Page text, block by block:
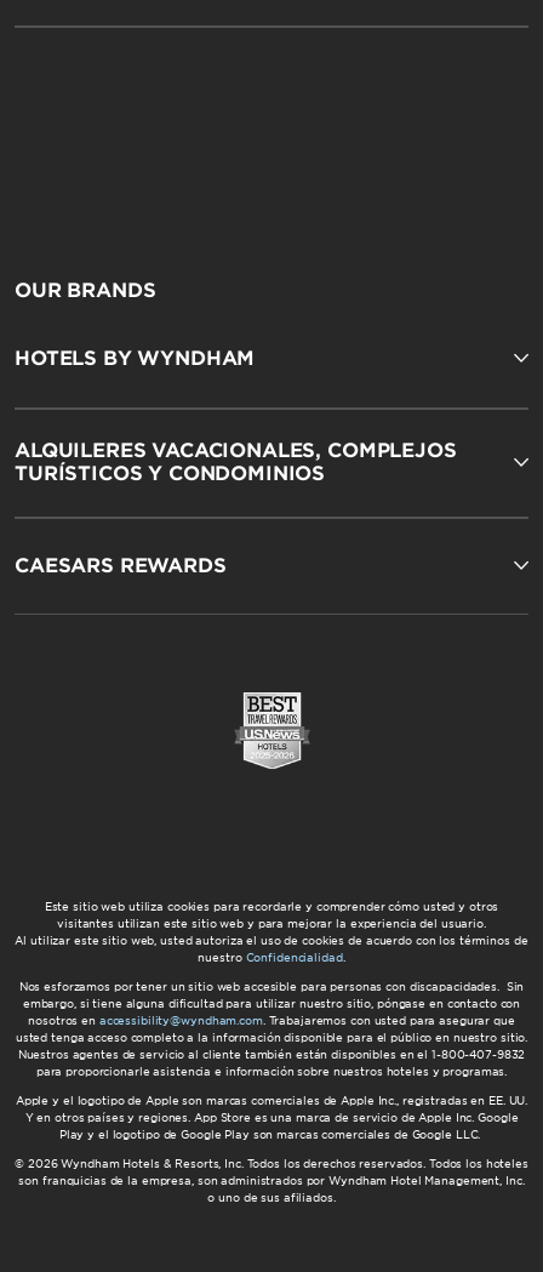
AmericInn by Wyndham
Wyndham Grand
OUR BRANDS
HOTELS BY WYNDHAM
ALQUILERES VACACIONALES, COMPLEJOS
TURÍSTICOS Y CONDOMINIOS
CAESARS REWARDS
Este sitio web utiliza cookies para recordarle y comprender cómo usted y otros
visitantes utilizan este sitio web y para mejorar la experiencia del usuario.
Al utilizar este sitio web, usted autoriza el uso de cookies de acuerdo con los términos de
nuestro Confidencialidad.
Nos esforzamos por tener un sitio web accesible para personas con discapacidades. Sin
embargo, si tiene alguna dificultad para utilizar nuestro sitio, póngase en contacto con
nosotros en accessibility@wyndham.com. Trabajaremos con usted para asegurar que
usted tenga acceso completo a la información disponible para el público en nuestro sitio.
Nuestros agentes de servicio al cliente también están disponibles en el 1-800-407-9832
para proporcionarle asistencia e información sobre nuestros hoteles y programas.
Apple y el logotipo de Apple son marcas comerciales de Apple Inc., registradas en EE. UU.
Y en otros países y regiones. App Store es una marca de servicio de Apple Inc. Google
Play y el logotipo de Google Play son marcas comerciales de Google LLC.
© 2026 Wyndham Hotels & Resorts, Inc. Todos los derechos reservados. Todos los hoteles
son franquicias de la empresa, son administrados por Wyndham Hotel Management, Inc.
o uno de sus afiliados.